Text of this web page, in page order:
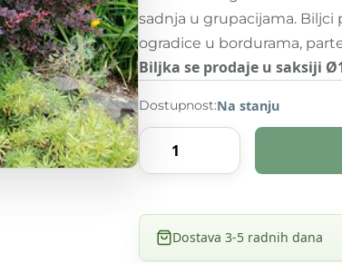
sadnja u grupacijama. Biljci
ogradice u bordurama,
Biljka se prodaje u saksiji
Dostupnost:Na stanju
Berberis
thunbergii
žutika)
količina
Dostava 3-5 radnih dana